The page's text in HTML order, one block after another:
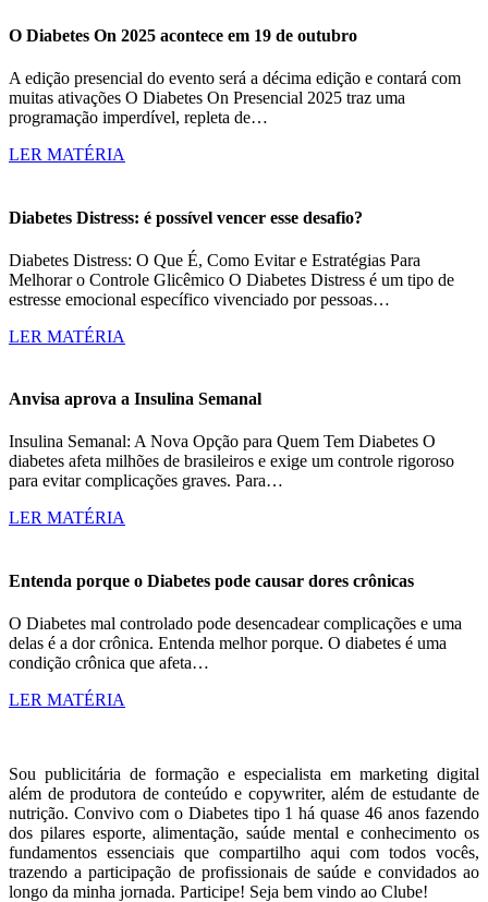
O Diabetes On 2025 acontece em 19 de outubro
A edição presencial do evento será a décima edição e contará com
muitas ativações O Diabetes On Presencial 2025 traz uma
programação imperdível, repleta de…
LER MATÉRIA
Diabetes Distress: é possível vencer esse desafio?
Diabetes Distress: O Que É, Como Evitar e Estratégias Para
Melhorar o Controle Glicêmico O Diabetes Distress é um tipo de
estresse emocional específico vivenciado por pessoas…
LER MATÉRIA
Anvisa aprova a Insulina Semanal
Insulina Semanal: A Nova Opção para Quem Tem Diabetes O
diabetes afeta milhões de brasileiros e exige um controle rigoroso
para evitar complicações graves. Para…
LER MATÉRIA
Entenda porque o Diabetes pode causar dores crônicas
O Diabetes mal controlado pode desencadear complicações e uma
delas é a dor crônica. Entenda melhor porque. O diabetes é uma
condição crônica que afeta…
LER MATÉRIA
Sou publicitária de formação e especialista em marketing digital
além de produtora de conteúdo e copywriter, além de estudante de
nutrição. Convivo com o Diabetes tipo 1 há quase 46 anos fazendo
dos pilares esporte, alimentação, saúde mental e conhecimento os
fundamentos essenciais que compartilho aqui com todos vocês,
trazendo a participação de profissionais de saúde e convidados ao
longo da minha jornada. Participe! Seja bem vindo ao Clube!